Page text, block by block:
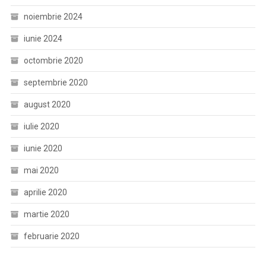
noiembrie 2024
iunie 2024
octombrie 2020
septembrie 2020
august 2020
iulie 2020
iunie 2020
mai 2020
aprilie 2020
martie 2020
februarie 2020